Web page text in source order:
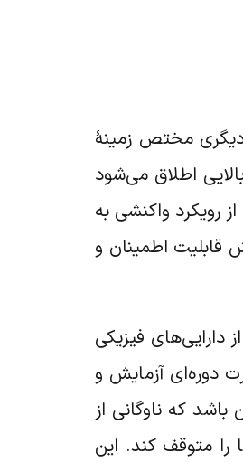
دیگری مختص زمینۀ
اطلاق می‌شود
رویکرد واکنشی به
اطمینان و
دارایی‌های فیزیکی
دوره‌ای آزمایش و
که ناوگانی از
را متوقف کند. این